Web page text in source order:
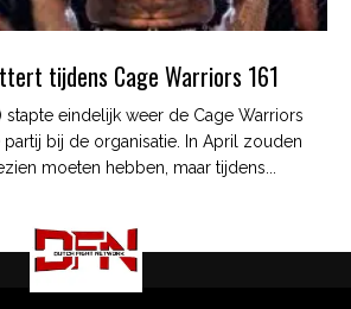
tijdens Cage Warriors 161
stapte eindelijk weer de Cage Warriors
bij de organisatie. In April zouden
moeten hebben, maar tijdens...